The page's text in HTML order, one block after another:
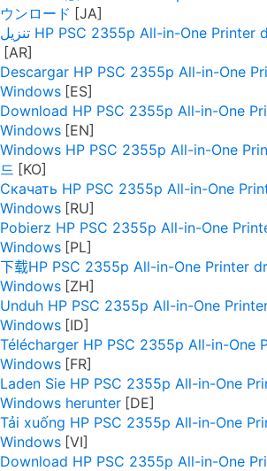
ウンロード
Descargar HP PSC 2355p All-in-One
Windows
Download HP PSC 2355p All-in-One
Windows
Windows HP PSC 2355p All-in-One
드
Скачать HP PSC 2355p All-in-One
Windows
Pobierz HP PSC 2355p All-in-One
Windows
下载HP PSC 2355p All-in-One Printer
Windows
Unduh HP PSC 2355p All-in-One
Windows
Télécharger HP PSC 2355p All-in-One
Windows
Laden Sie HP PSC 2355p All-in-One
Windows herunter
Tải xuống HP PSC 2355p All-in-One
Windows
Download HP PSC 2355p All-in-One